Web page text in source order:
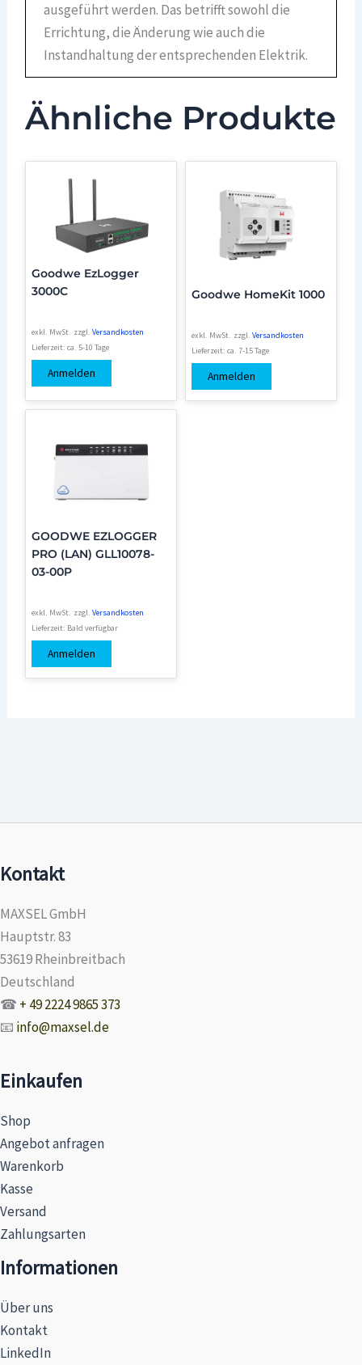
ausgeführt werden. Das betrifft sowohl die
Errichtung, die Änderung wie auch die
Instandhaltung der entsprechenden Elektrik.
Ähnliche Produkte
Goodwe EzLogger
3000C
exkl. MwSt. zzgl.Versandkosten
Lieferzeit:ca. 5-10 Tage
Anmelden
Goodwe HomeKit 1000
exkl. MwSt. zzgl. Versandkosten
Lieferzeit: ca. 7-15 Tage
Anmelden
GOODWE EZLOGGER
PRO (LAN) GLL10078-
03-00P
exkl. MwSt. zzgl.Versandkosten
Lieferzeit: Bald verfügbar
Anmelden
Kontakt
MAXSEL GmbH
Hauptstr. 83
53619 Rheinbreitbach
Deutschland
☎ + 49 2224 9865 373
📧 info@maxsel.de
Einkaufen
Shop
Angebot anfragen
Warenkorb
Kasse
Versand
Zahlungsarten
Informationen
Über uns
Kontakt
LinkedIn